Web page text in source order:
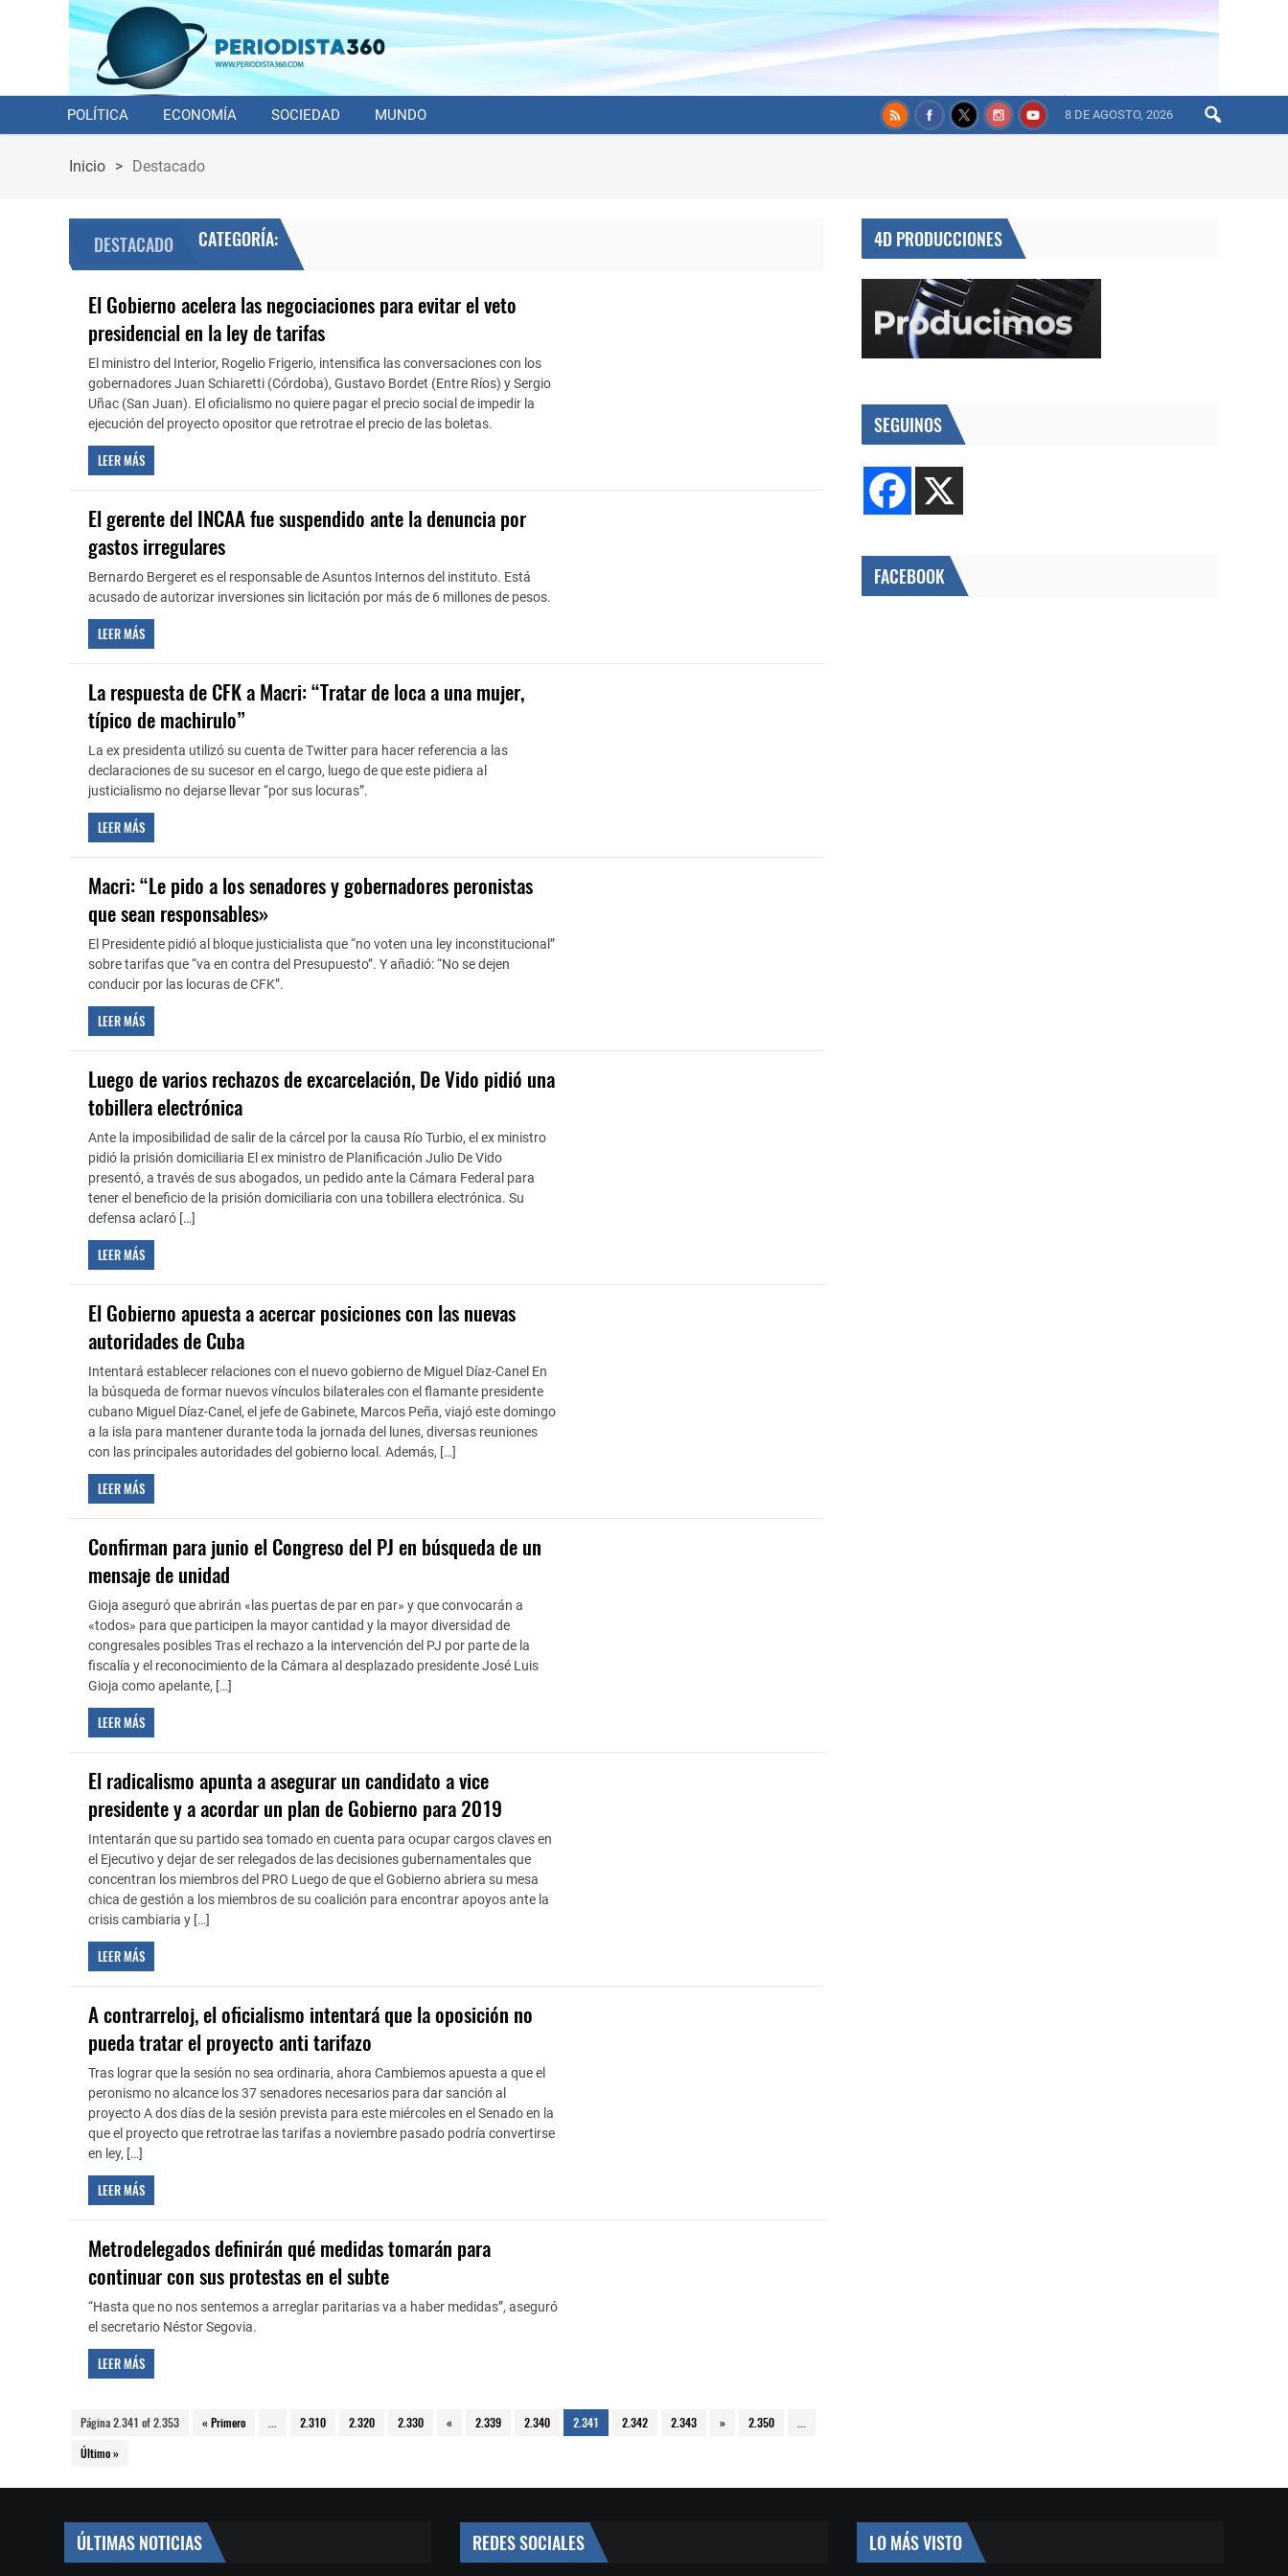
POLÍTICA ECONOMÍA SOCIEDAD MUNDO 8 DE AGOSTO, 2026
Inicio > Destacado
CATEGORÍA:
DESTACADO
El Gobierno acelera las negociaciones para evitar el veto
presidencial en la ley de tarifas
El ministro del Interior, Rogelio Frigerio, intensifica las conversaciones con los
gobernadores Juan Schiaretti (Córdoba), Gustavo Bordet (Entre Ríos) y Sergio
Uñac (San Juan). El oficialismo no quiere pagar el precio social de impedir la
ejecución del proyecto opositor que retrotrae el precio de las boletas.
LEER MÁS
El gerente del INCAA fue suspendido ante la denuncia por
gastos irregulares
Bernardo Bergeret es el responsable de Asuntos Internos del instituto. Está
acusado de autorizar inversiones sin licitación por más de 6 millones de pesos.
LEER MÁS
La respuesta de CFK a Macri: “Tratar de loca a una mujer,
típico de machirulo”
La ex presidenta utilizó su cuenta de Twitter para hacer referencia a las
declaraciones de su sucesor en el cargo, luego de que este pidiera al
justicialismo no dejarse llevar “por sus locuras”.
LEER MÁS
Macri: “Le pido a los senadores y gobernadores peronistas
que sean responsables»
El Presidente pidió al bloque justicialista que “no voten una ley inconstitucional”
sobre tarifas que “va en contra del Presupuesto”. Y añadió: “No se dejen
conducir por las locuras de CFK”.
LEER MÁS
Luego de varios rechazos de excarcelación, De Vido pidió una
tobillera electrónica
Ante la imposibilidad de salir de la cárcel por la causa Río Turbio, el ex ministro
pidió la prisión domiciliaria El ex ministro de Planificación Julio De Vido
presentó, a través de sus abogados, un pedido ante la Cámara Federal para
tener el beneficio de la prisión domiciliaria con una tobillera electrónica. Su
defensa aclaró […]
LEER MÁS
El Gobierno apuesta a acercar posiciones con las nuevas
autoridades de Cuba
Intentará establecer relaciones con el nuevo gobierno de Miguel Díaz-Canel En
la búsqueda de formar nuevos vínculos bilaterales con el flamante presidente
cubano Miguel Díaz-Canel, el jefe de Gabinete, Marcos Peña, viajó este domingo
a la isla para mantener durante toda la jornada del lunes, diversas reuniones
con las principales autoridades del gobierno local. Además, […]
LEER MÁS
Confirman para junio el Congreso del PJ en búsqueda de un
mensaje de unidad
Gioja aseguró que abrirán «las puertas de par en par» y que convocarán a
«todos» para que participen la mayor cantidad y la mayor diversidad de
congresales posibles Tras el rechazo a la intervención del PJ por parte de la
fiscalía y el reconocimiento de la Cámara al desplazado presidente José Luis
Gioja como apelante, […]
LEER MÁS
El radicalismo apunta a asegurar un candidato a vice
presidente y a acordar un plan de Gobierno para 2019
Intentarán que su partido sea tomado en cuenta para ocupar cargos claves en
el Ejecutivo y dejar de ser relegados de las decisiones gubernamentales que
concentran los miembros del PRO Luego de que el Gobierno abriera su mesa
chica de gestión a los miembros de su coalición para encontrar apoyos ante la
crisis cambiaria y […]
LEER MÁS
A contrarreloj, el oficialismo intentará que la oposición no
pueda tratar el proyecto anti tarifazo
Tras lograr que la sesión no sea ordinaria, ahora Cambiemos apuesta a que el
peronismo no alcance los 37 senadores necesarios para dar sanción al
proyecto A dos días de la sesión prevista para este miércoles en el Senado en la
que el proyecto que retrotrae las tarifas a noviembre pasado podría convertirse
en ley, […]
LEER MÁS
Metrodelegados definirán qué medidas tomarán para
continuar con sus protestas en el subte
“Hasta que no nos sentemos a arreglar paritarias va a haber medidas”, aseguró
el secretario Néstor Segovia.
LEER MÁS
Página 2.341 of 2.353 « Primero 2.310 2.320 2.330 « 2.339 2.340 2.341 2.342 2.343 » 2.350
Último »
4D PRODUCCIONES
SEGUINOS
FACEBOOK
ÚLTIMAS NOTICIAS REDES SOCIALES LO MÁS VISTO